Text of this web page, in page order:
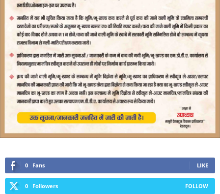
0 Fans LIKE
0 Followers FOLLOW